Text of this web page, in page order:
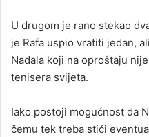
U drugom je rano stekao
je Rafa uspio vratiti jedan,
Nadala koji na oproštaju
tenisera svijeta.
Iako postoji mogućnost da
čemu tek treba stići